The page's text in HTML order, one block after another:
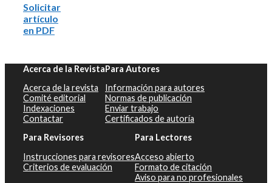
Solicitar
artículo
en PDF
Acerca de la Revista
Acerca de la revista
Comité editorial
Indexaciones
Contactar
Para Autores
Información para autores
Normas de publicación
Enviar trabajo
Certificados de autoría
Para Revisores
Instrucciones para revisores
Criterios de evaluación
Para Lectores
Acceso abierto
Formato de citación
Aviso para no profesionales